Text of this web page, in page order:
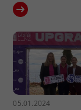
05.01.2024